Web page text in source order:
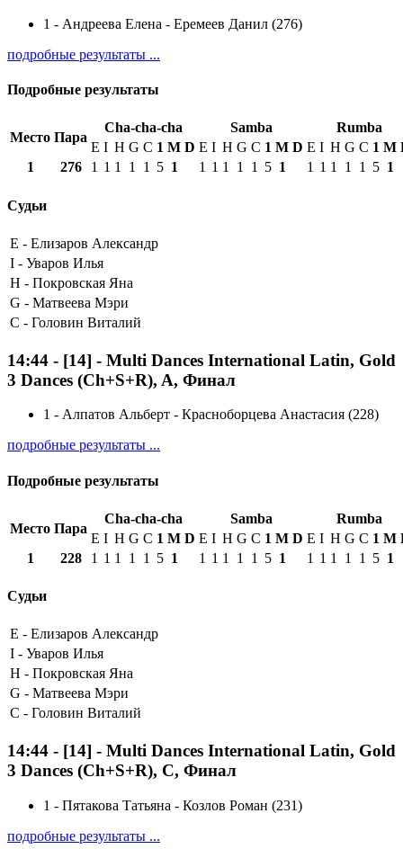
1 - Андреева Елена - Еремеев Данил (276)
подробные результаты ...
Подробные результаты
Место Пара
Cha-cha-cha Samba
Rumba
E I H G C 1 М D E I H G C 1 М D E I H G C 1 М
1
276 1 1 1 1 1 5 1 1 1 1 1 1 5 1 1 1 1 1 1 5 1
Судьи
E - Елизаров Александр
I - Уваров Илья
H - Покровская Яна
G - Матвеева Мэри
C - Головин Виталий
14:44 - [14] - Multi Dances International Latin, Gold
3 Dances (Ch+S+R), A, Финал
1 - Алпатов Альберт - Красноборцева Анастасия (228)
подробные результаты ...
Подробные результаты
Место Пара
Cha-cha-cha Samba
Rumba
E I H G C 1 М D E I H G C 1 М D E I H G C 1 М
1
228 1 1 1 1 1 5 1 1 1 1 1 1 5 1 1 1 1 1 1 5 1
Судьи
E - Елизаров Александр
I - Уваров Илья
H - Покровская Яна
G - Матвеева Мэри
C - Головин Виталий
14:44 - [14] - Multi Dances International Latin, Gold
3 Dances (Ch+S+R), C, Финал
1 - Пятакова Татьяна - Козлов Роман (231)
подробные результаты ...